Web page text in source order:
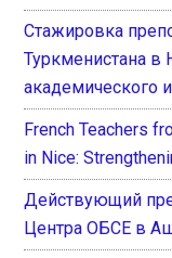
Стажировка
Туркменистана в
академического
French Teachers
in Nice:
Действующий
Центра ОБСЕ в